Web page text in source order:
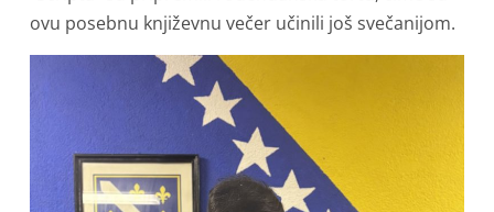
ovu posebnu književnu večer učinili još svečanijom.